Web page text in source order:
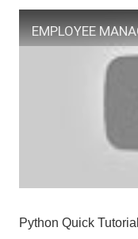
Python Quick